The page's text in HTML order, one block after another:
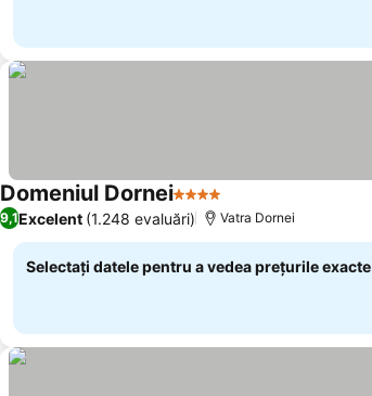
Domeniul Dornei4 Stele
9,1Excelent (1.248 evaluări) Vatra Dornei
Selectați datele pentru a vedea prețurile exacte